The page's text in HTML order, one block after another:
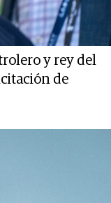
y rey del
de